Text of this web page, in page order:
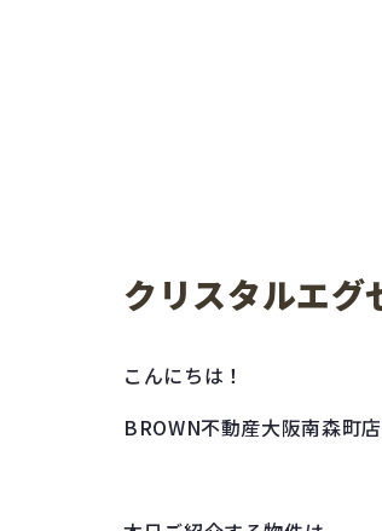
クリスタルエグ
こんにちは！
BROWN不動産大阪南森町